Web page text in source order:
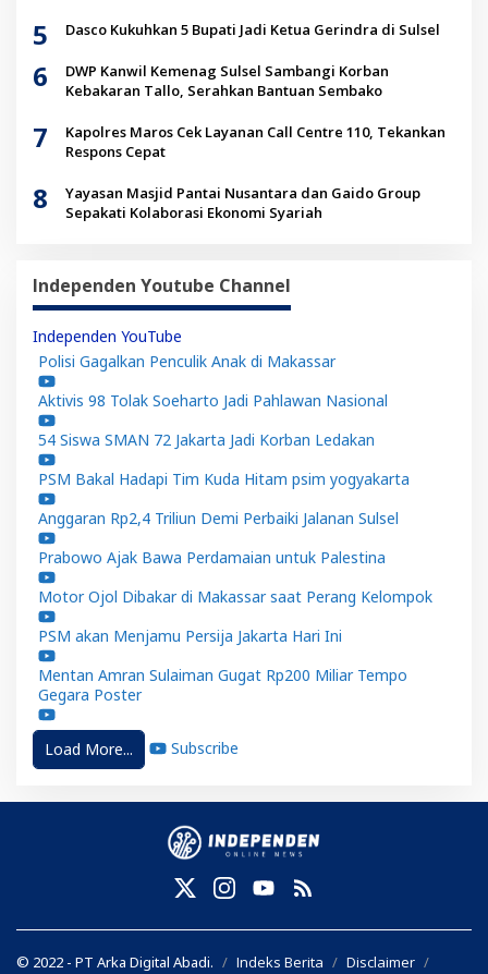
5 Dasco Kukuhkan 5 Bupati Jadi Ketua Gerindra di Sulsel
6
DWP Kanwil Kemenag Sulsel Sambangi Korban
Kebakaran Tallo, Serahkan Bantuan Sembako
7
Kapolres Maros Cek Layanan Call Centre 110, Tekankan
Respons Cepat
8
Yayasan Masjid Pantai Nusantara dan Gaido Group
Sepakati Kolaborasi Ekonomi Syariah
Independen Youtube Channel
Independen YouTube
Polisi Gagalkan Penculik Anak di Makassar
Aktivis 98 Tolak Soeharto Jadi Pahlawan Nasional
54 Siswa SMAN 72 Jakarta Jadi Korban Ledakan
PSM Bakal Hadapi Tim Kuda Hitam psim yogyakarta
Anggaran Rp2,4 Triliun Demi Perbaiki Jalanan Sulsel
Prabowo Ajak Bawa Perdamaian untuk Palestina
Motor Ojol Dibakar di Makassar saat Perang Kelompok
PSM akan Menjamu Persija Jakarta Hari Ini
Mentan Amran Sulaiman Gugat Rp200 Miliar Tempo
Gegara Poster
Load More... Subscribe
© 2022 - PT Arka Digital Abadi. Indeks Berita
Disclaimer